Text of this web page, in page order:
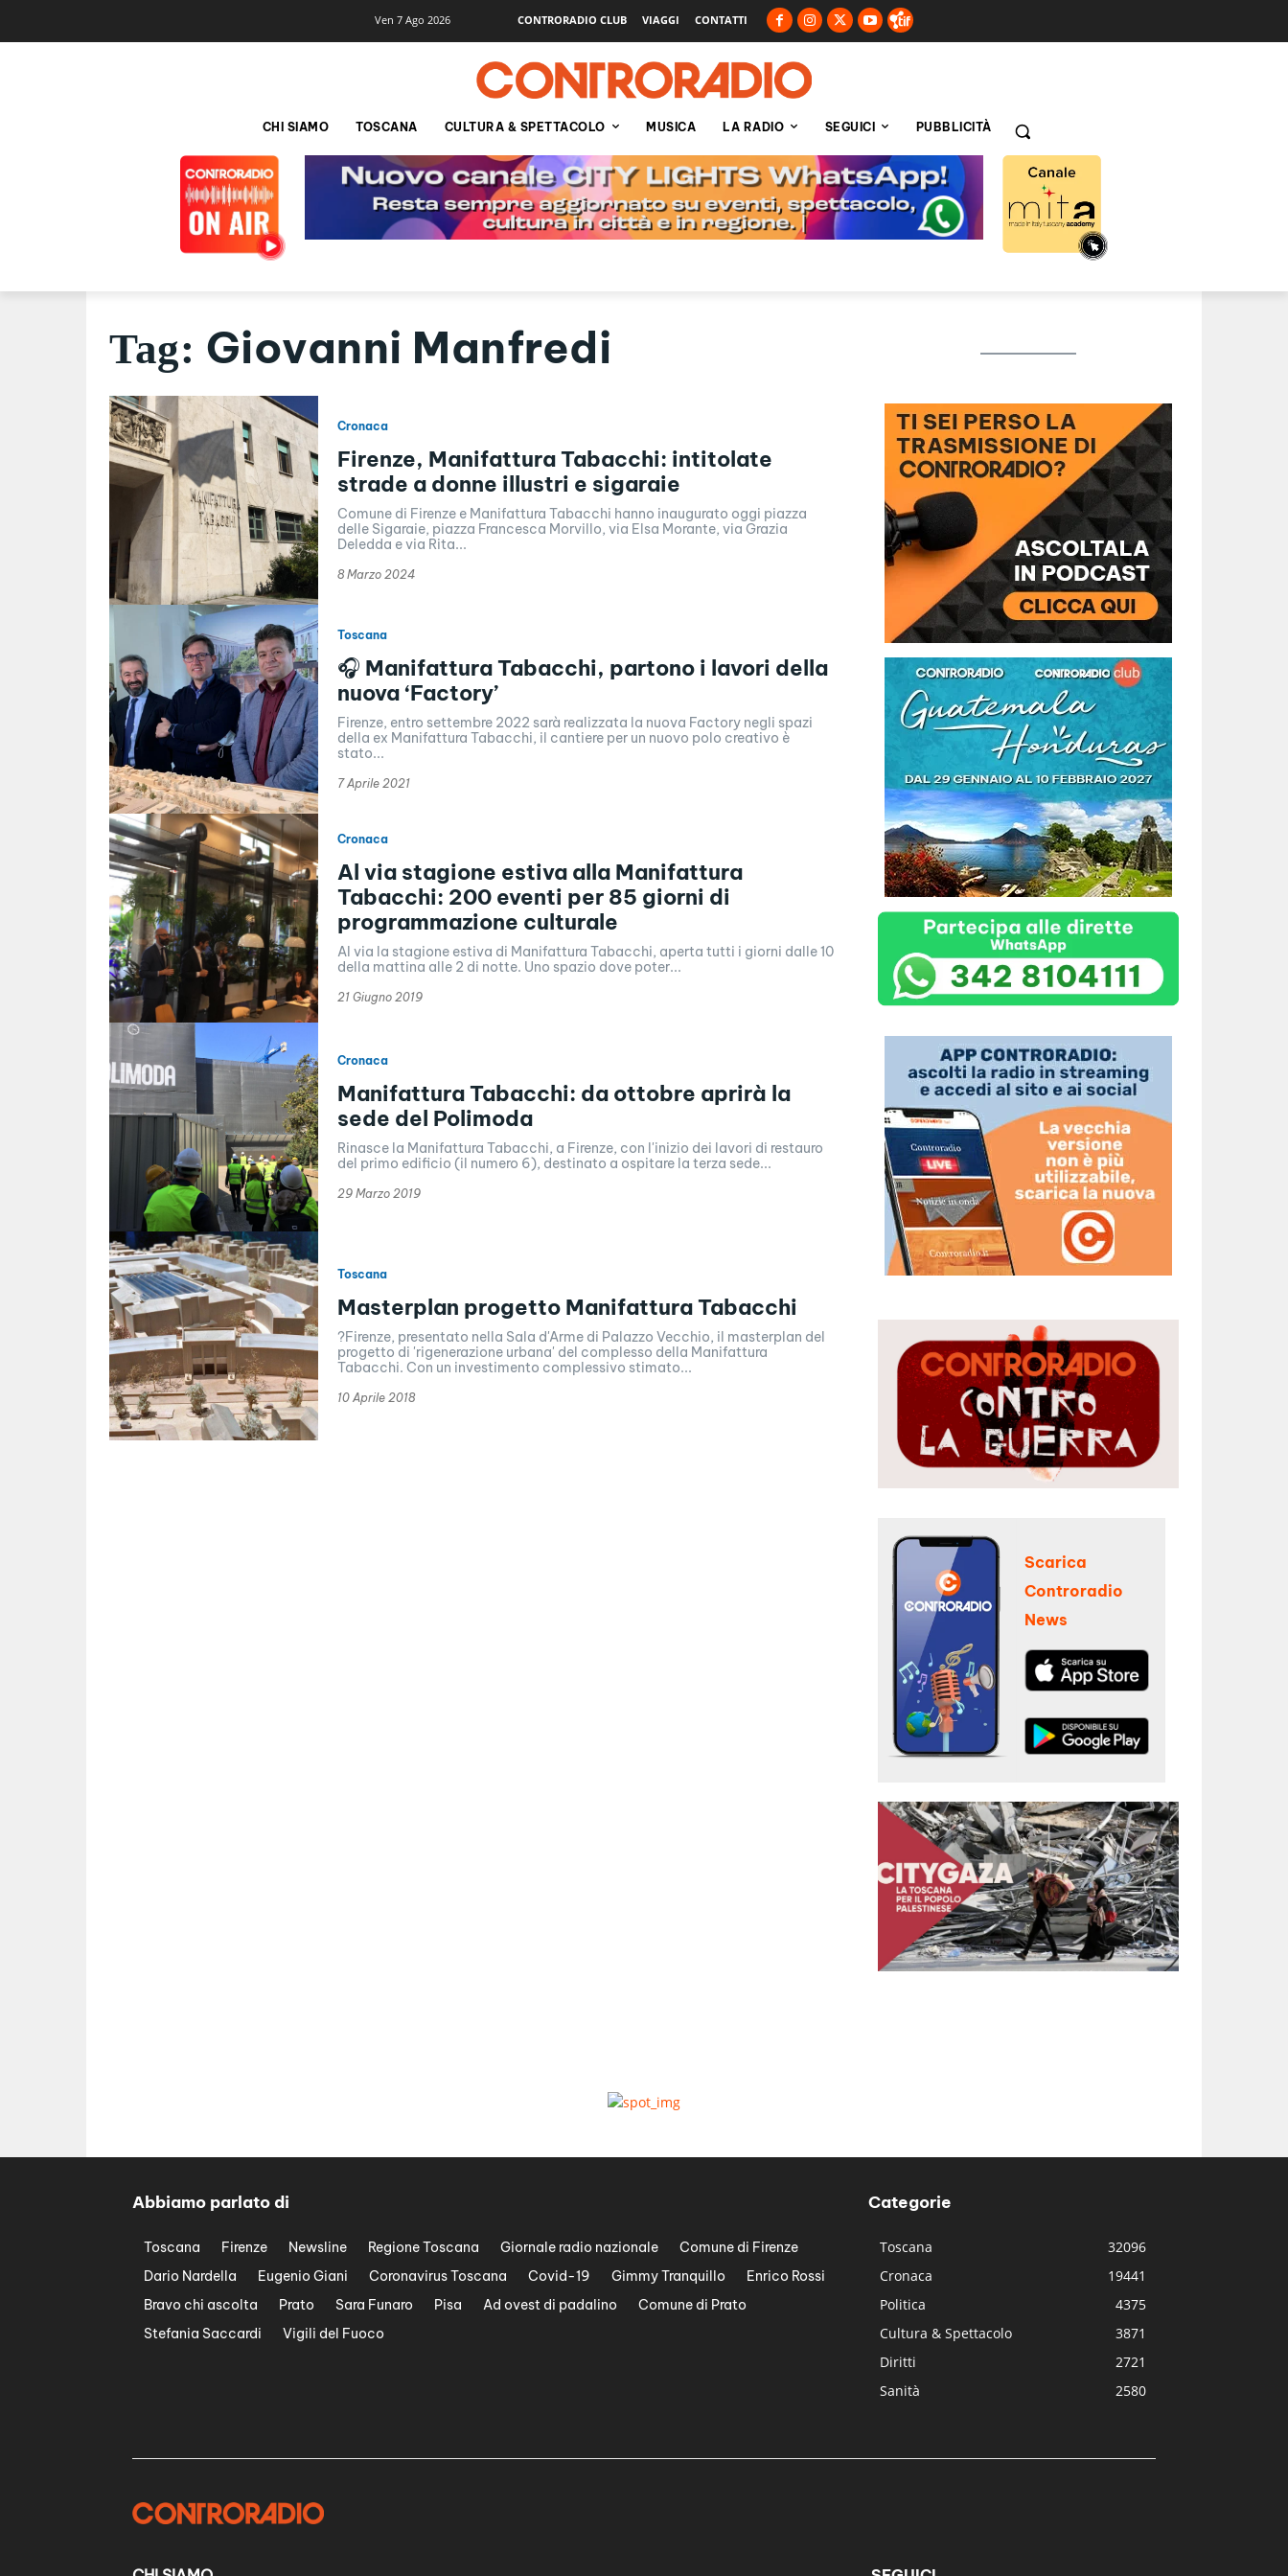
Ven 7 Ago 2026 CONTRORADIO CLUB VIAGGI CONTATTI
CHI SIAMO TOSCANA CULTURA & SPETTACOLO MUSICA LA RADIO SEGUICI PUBBLICITÀ
Tag: Giovanni Manfredi
Cronaca
Firenze, Manifattura Tabacchi: intitolate
strade a donne illustri e sigaraie
Comune di Firenze e Manifattura Tabacchi hanno inaugurato oggi piazza
delle Sigaraie, piazza Francesca Morvillo, via Elsa Morante, via Grazia
Deledda e via Rita...
8 Marzo 2024
Toscana
🎧 Manifattura Tabacchi, partono i lavori della
nuova ‘Factory’
Firenze, entro settembre 2022 sarà realizzata la nuova Factory negli spazi
della ex Manifattura Tabacchi, il cantiere per un nuovo polo creativo è
stato...
7 Aprile 2021
Cronaca
Al via stagione estiva alla Manifattura
Tabacchi: 200 eventi per 85 giorni di
programmazione culturale
Al via la stagione estiva di Manifattura Tabacchi, aperta tutti i giorni dalle 10
della mattina alle 2 di notte. Uno spazio dove poter...
21 Giugno 2019
Cronaca
Manifattura Tabacchi: da ottobre aprirà la
sede del Polimoda
Rinasce la Manifattura Tabacchi, a Firenze, con l'inizio dei lavori di restauro
del primo edificio (il numero 6), destinato a ospitare la terza sede...
29 Marzo 2019
Toscana
Masterplan progetto Manifattura Tabacchi
?Firenze, presentato nella Sala d'Arme di Palazzo Vecchio, il masterplan del
progetto di 'rigenerazione urbana' del complesso della Manifattura
Tabacchi. Con un investimento complessivo stimato...
10 Aprile 2018
Scarica
Controradio
News
Abbiamo parlato di
Toscana Firenze Newsline Regione Toscana Giornale radio nazionale
Comune di Firenze
Dario Nardella
Eugenio Giani Coronavirus Toscana Covid-19 Gimmy Tranquillo
Enrico Rossi
Bravo chi ascolta
Prato Sara Funaro Pisa Ad ovest di padalino
Comune di Prato
Stefania Saccardi
Vigili del Fuoco
Categorie
Toscana
32096
Cronaca
19441
Politica
4375
Cultura & Spettacolo
3871
Diritti
2721
Sanità
2580